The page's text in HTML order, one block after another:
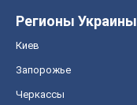
Регионы Украины
Киев
Запорожье
Черкассы